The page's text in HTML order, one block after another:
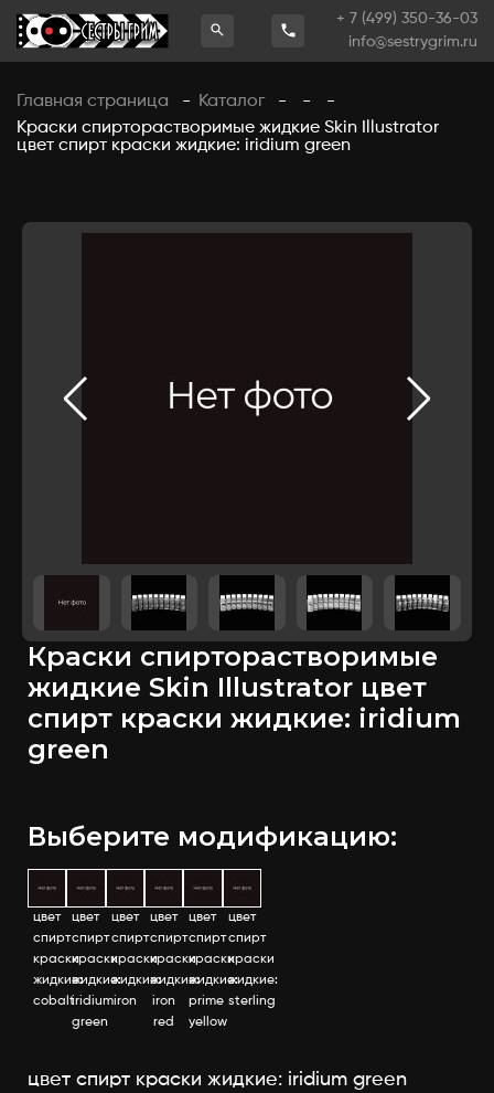
+ 7 (499) 350-36-03
info@sestrygrim.ru
Главная страница - Каталог - -
-
Краски спирторастворимые жидкие Skin Illustrator
цвет спирт краски жидкие: iridium green
Краски спирторастворимые
жидкие Skin Illustrator цвет
спирт краски жидкие: iridium
green
Выберите модификацию:
цвет
спирт
краски
жидкие:
cobalt
цвет
спирт
краски
жидкие:
iridium
green
цвет
спирт
краски
жидкие:
iron
цвет
спирт
краски
жидкие:
iron
red
цвет
спирт
краски
жидкие:
prime
yellow
цвет
спирт
краски
жидкие:
sterling
цвет спирт краски жидкие: iridium green